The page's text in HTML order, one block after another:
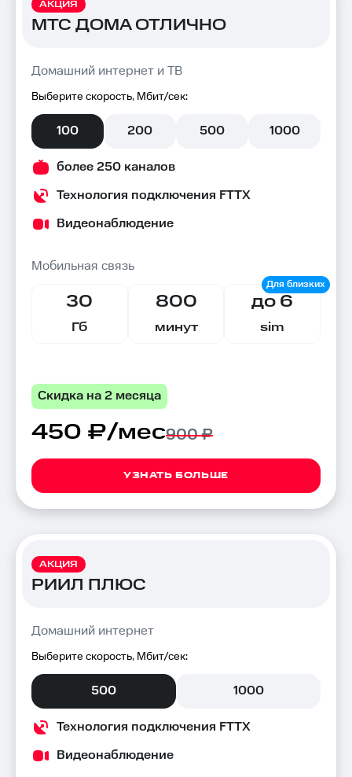
АКЦИЯ
МТС ДОМА ОТЛИЧНО
Домашний интернет и ТВ
Выберите скорость, Мбит/сек:
100 200 500 1000
более 250 каналов
Технология подключения FTTX
Видеонаблюдение
Мобильная связь
30
Гб
800
минут
до 6
sim
Скидка на 2 месяца
450 ₽/мес900 ₽
УЗНАТЬ БОЛЬШЕ
АКЦИЯ
РИИЛ ПЛЮС
Домашний интернет
Выберите скорость, Мбит/сек:
500 1000
Технология подключения FTTX
Видеонаблюдение